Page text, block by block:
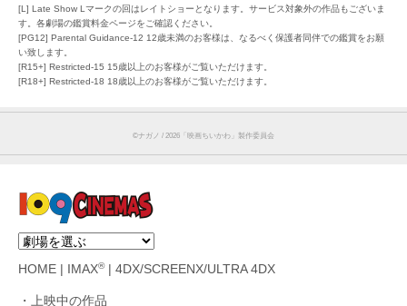
[L] Late Show Lマークの回はレイトショーとなります。サービス対象外の作品もございま
す。各劇場の鑑賞料金ページをご確認ください。
[PG12] Parental Guidance-12 12歳未満のお客様は、なるべく保護者同伴での鑑賞をお願
い致します。
[R15+] Restricted-15 15歳以上のお客様がご覧いただけます。
[R18+] Restricted-18 18歳以上のお客様がご覧いただけます。
©︎ナガノ / 2026「映画ちいかわ」製作委員会
HOME IMAX®| 4DX/SCREENX/ULTRA 4DX
上映中の作品